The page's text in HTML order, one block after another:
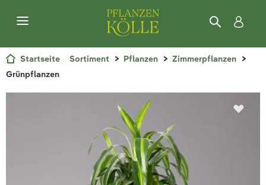
Startseite Sortiment Pflanzen
Zimmerpflanzen
Grünpflanzen